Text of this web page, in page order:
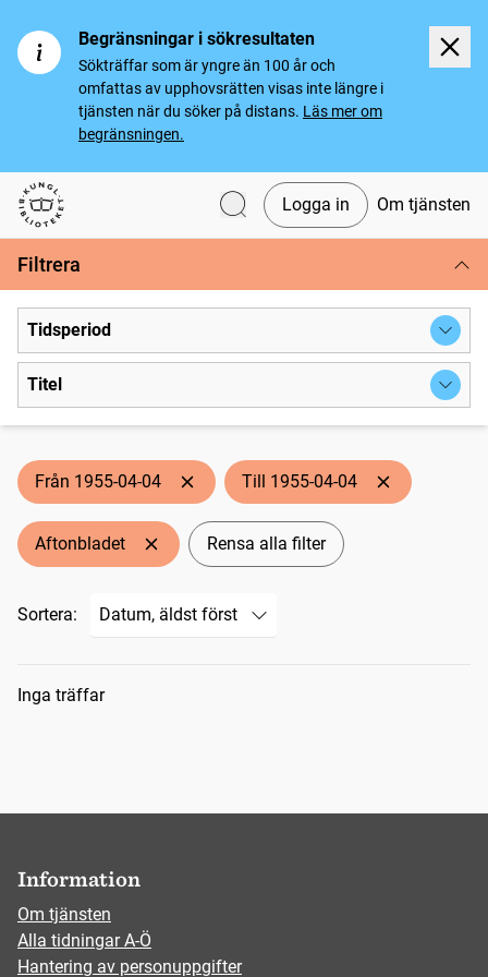
Begränsningar i sökresultaten
Sökträffar som är yngre än 100 år och
omfattas av upphovsrätten visas inte längre i
tjänsten när du söker på distans. Läs mer om
begränsningen.
Svenska tidningar
Logga in Om tjänsten
Filtrera
Tidsperiod
Titel
Från 1955-04-04 Till 1955-04-04
Aftonbladet Rensa alla filter
Sortera:
Sökresultat
Inga träffar
Information
Om tjänsten
Alla tidningar A-Ö
Hantering av personuppgifter